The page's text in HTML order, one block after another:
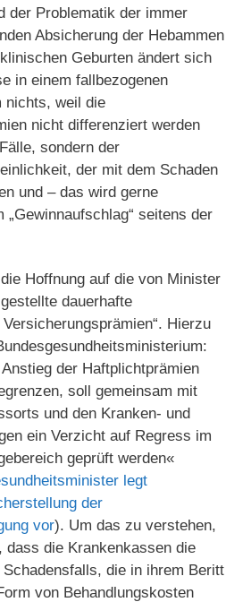
der Problematik der immer
Absicherung der Hebammen
Geburten ändert sich
in einem fallbezogenen
nichts, weil die
nicht differenziert werden
sondern der
der mit dem Schaden
und – das wird gerne
„Gewinnaufschlag“ seitens der
Hoffnung auf die von Minister
dauerhafte
Hierzu
der Haftplichtprämien
soll gemeinsam mit
und den Kranken- und
ein Verzicht auf Regress im
geprüft werden«
legt
der
vor). Um das zu verstehen,
dass die Krankenkassen die
die in ihrem Beritt
von Behandlungskosten